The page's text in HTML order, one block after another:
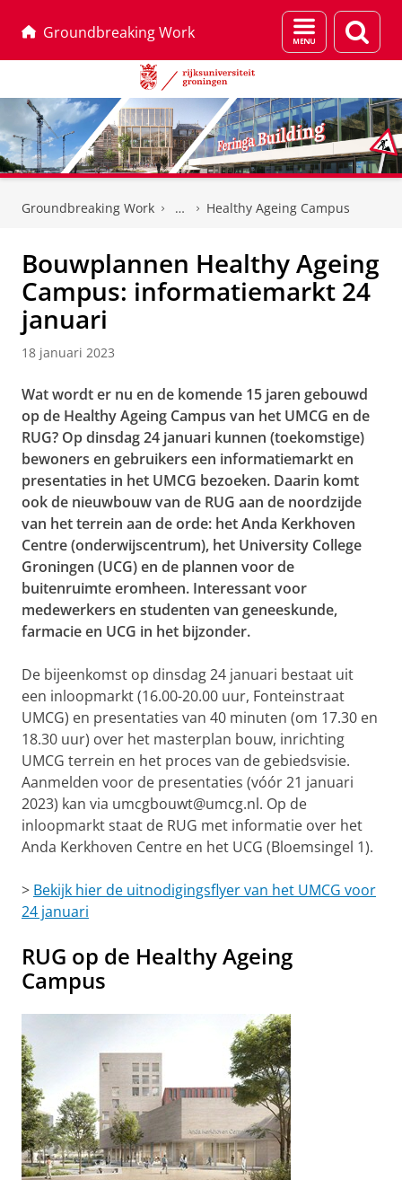
Groundbreaking Work
Menu
en
Groundbreaking Work Healthy Ageing Campus
Bouwplannen Healthy Ageing
Campus: informatiemarkt 24
januari
18 januari 2023
Wat wordt er nu en de komende 15 jaren gebouwd
op de Healthy Ageing Campus van het UMCG en de
RUG? Op dinsdag 24 januari kunnen (toekomstige)
bewoners en gebruikers een informatiemarkt en
presentaties in het UMCG bezoeken. Daarin komt
ook de nieuwbouw van de RUG aan de noordzijde
van het terrein aan de orde: het Anda Kerkhoven
Centre (onderwijscentrum), het University College
Groningen (UCG) en de plannen voor de
buitenruimte eromheen. Interessant voor
medewerkers en studenten van geneeskunde,
farmacie en UCG in het bijzonder.
De bijeenkomst op dinsdag 24 januari bestaat uit
een inloopmarkt (16.00-20.00 uur, Fonteinstraat
UMCG) en presentaties van 40 minuten (om 17.30 en
18.30 uur) over het masterplan bouw, inrichting
UMCG terrein en het proces van de gebiedsvisie.
Aanmelden voor de presentaties (vóór 21 januari
2023) kan via umcgbouwt@umcg.nl. Op de
inloopmarkt staat de RUG met informatie over het
Anda Kerkhoven Centre en het UCG (Bloemsingel 1).
> Bekijk hier de uitnodigingsflyer van het UMCG voor
24 januari
RUG op de Healthy Ageing
Campus